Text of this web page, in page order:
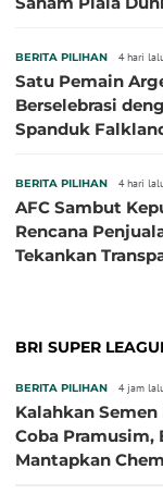
BERITA PILIHAN 4 hari
Satu Pemain
Berselebrasi
Spanduk
BERITA PILIHAN 4 hari
AFC Sambut
Rencana
Tekankan
BRI SUPER
BERITA PILIHAN 4 jam
Kalahkan
Coba Pramusim,
Mantapkan